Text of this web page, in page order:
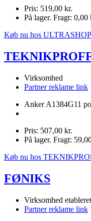
Pris: 519,00 kr.
På lager. Fragt:
Køb nu hos ULTRASHOP
Virksomhed
Partner reklame link
Anker A1384G11
Pris: 507,00 kr.
På lager. Fragt:
Køb nu hos
FØNIKS
Virksomhed
Partner reklame link